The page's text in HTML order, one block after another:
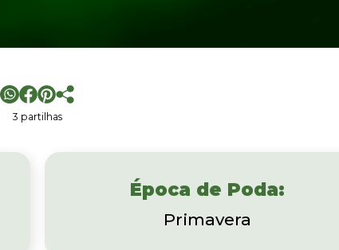
3 partilhas
Época de Poda:
Primavera